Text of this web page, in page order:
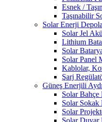
Esnek /
Taşınabilir
Solar Enerji
Solar Jel
Lithium
Solar
Solar Panel
Kablolar,
Şarj
Güneş Enerjili
Solar Bahçe
Solar Sokak
Solar
Solar Duvar